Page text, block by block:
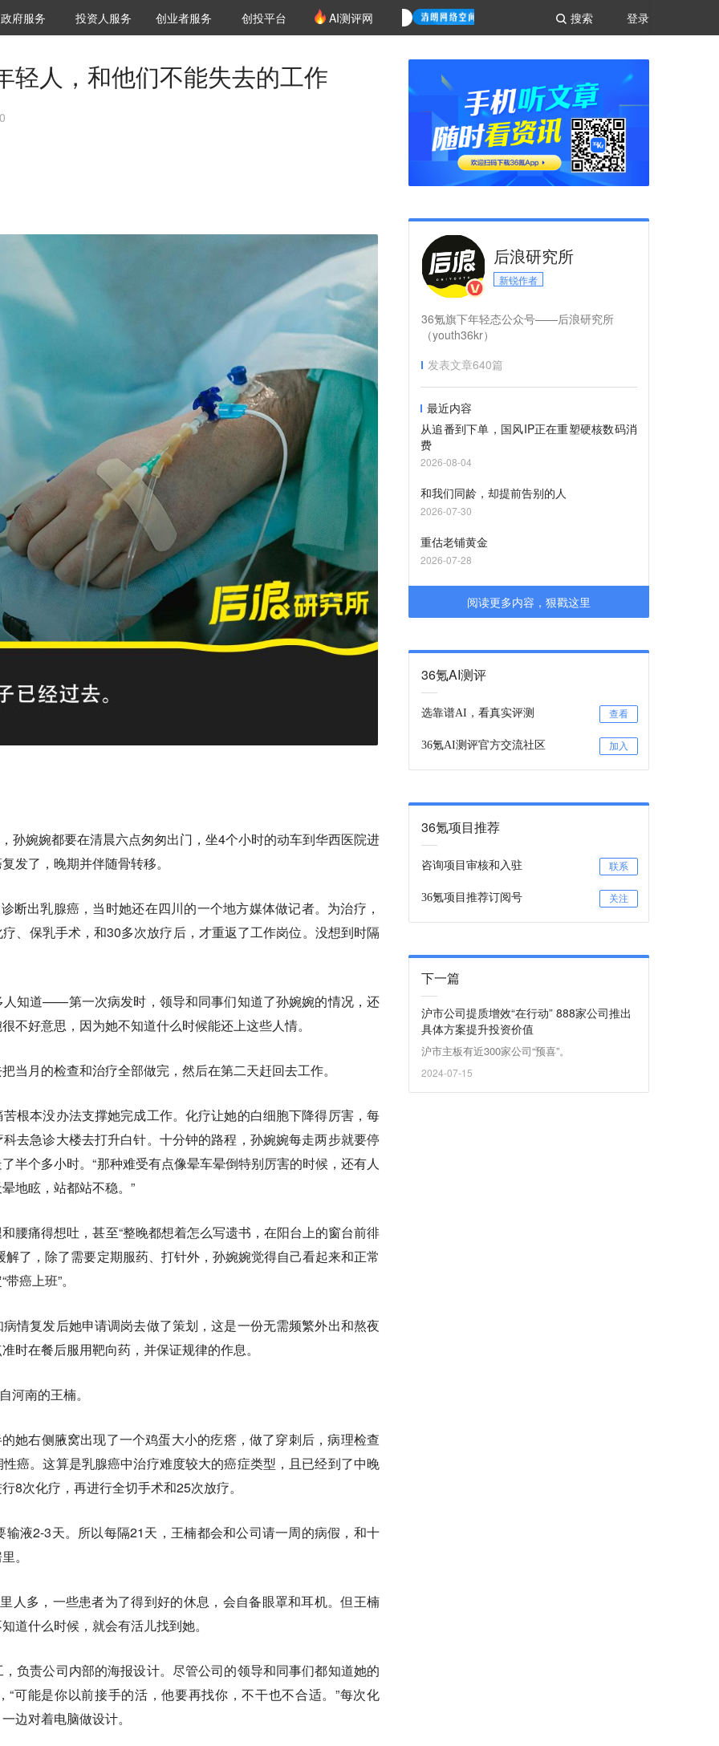
登录
搜索
城市之窗
政府服务 VClub投资机构库
投资机构职位推介
投资人服务 创投氪堂
创业者服务 创投平台 AI测评网
轻人，和他们不能失去的工作
孙婉婉都要在清晨六点匆匆出门，坐4个小时的动车到华西医院进
发了，晚期并伴随骨转移。
断出乳腺癌，当时她还在四川的一个地方媒体做记者。为治疗，
、保乳手术，和30多次放疗后，才重返了工作岗位。没想到时隔
人知道——第一次病发时，领导和同事们知道了孙婉婉的情况，还
不好意思，因为她不知道什么时候能还上这些人情。
当月的检查和治疗全部做完，然后在第二天赶回去工作。
根本没办法支撑她完成工作。 化疗让她的白细胞下降得厉害，每
去急诊大楼去打升白针。十分钟的路程，孙婉婉每走两步就要停
半个多小时。“那种难受有点像晕车晕倒特别厉害的时候，还有人
地眩，站都站不稳。”
腰痛得想吐，甚至“整晚都想着怎么写遗书，在阳台上的窗台前徘
解了，除了需要定期服药、打针外，孙婉婉觉得自己看起来和正常
癌上班”。
情复发后她申请调岗去做了策划，这是一份无需频繁外出和熬夜
时在餐后服用靶向药，并保证规律的作息。
河南的王楠。
她右侧腋窝出现了一个鸡蛋大小的疙瘩，做了穿刺后，病理检查
癌。这算是乳腺癌中治疗难度较大的癌症类型，且已经到了中晚
8次化疗，再进行全切手术和25次放疗。
液2-3天。所以每隔21天，王楠都会和公司请一周的病假，和十
。
人多，一些患者为了得到好的休息，会自备眼罩和耳机。但王楠
道什么时候，就会有活儿找到她。
负责公司内部的海报设计。尽管公司的领导和同事们都知道她的
“可能是你以前接手的活，他要再找你，不干也不合适。”每次化
边对着电脑做设计。
后浪研究所
新锐作者
36氪旗下年轻态公众号——后浪研究所
（youth36kr）
发表文章640篇
最近内容
从追番到下单，国风IP正在重塑硬核数码消
费
2026-08-04
和我们同龄，却提前告别的人
2026-07-30
重估老铺黄金
2026-07-28
阅读更多内容，狠戳这里
36氪AI测评
选靠谱AI，看真实评测 查看
36氪AI测评官方交流社区 加入
36氪项目推荐
咨询项目审核和入驻 联系
36氪项目推荐订阅号 关注
下一篇
沪市公司提质增效“在行动” 888家公司推出
具体方案提升投资价值
沪市主板有近300家公司“预喜”。
2024-07-15